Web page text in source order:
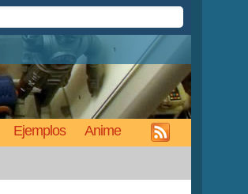
Ejemplos Anime